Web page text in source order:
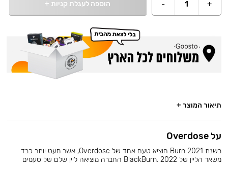
+
1
- הוספה לעגלת קניות +
תיאור המוצר +
על Overdose
בשנת 2021 Burn הוציא טעם אחד של Overdose, אשר מעט יותר כבד
משאר הליין של BlackBurn. 2022 החברה מוציאה ליין שלם של טעמים